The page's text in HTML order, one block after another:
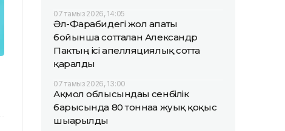
07 тамыз 2026, 14:05
Әл-Фарабидегі жол апаты
бойынша сотталған Александр
Пактың ісі апелляциялық сотта
қаралды
07 тамыз 2026, 13:00
Ақмол облысындағы сенбілік
барысында 80 тоннаға жуық қоқыс
шығарылды